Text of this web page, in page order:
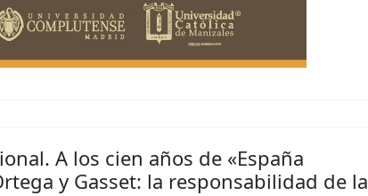
A los cien años de «España
y Gasset: la responsabilidad de la